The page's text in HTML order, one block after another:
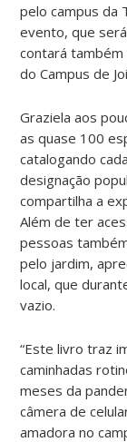
pelo campus da
evento, que será
contará
do Campus de
Graziela aos
as quase 100
catalogando
designação
compartilha a
Além de ter
pessoas
pelo jardim,
local, que
vazio.
“Este livro traz
caminhadas
meses da
câmera de
amadora no